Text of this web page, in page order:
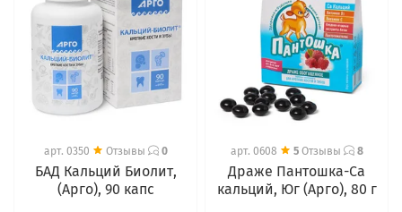
арт. 0350 Отзывы 0
БАД Кальций Биолит,
(Арго), 90 капс
арт. 0608 5Отзывы 8
Драже Пантошка-Са
кальций, Юг (Арго), 80 г